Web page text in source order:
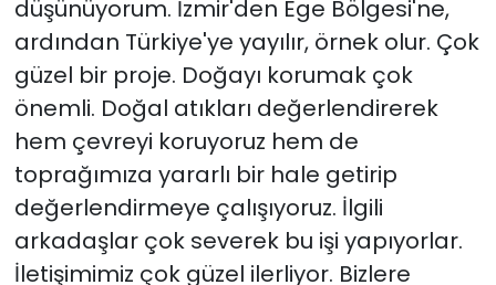
düşünüyorum. İzmir'den Ege Bölgesi'ne,
ardından Türkiye'ye yayılır, örnek olur. Çok
güzel bir proje. Doğayı korumak çok
önemli. Doğal atıkları değerlendirerek
hem çevreyi koruyoruz hem de
toprağımıza yararlı bir hale getirip
değerlendirmeye çalışıyoruz. İlgili
arkadaşlar çok severek bu işi yapıyorlar.
İletişimimiz çok güzel ilerliyor. Bizlere